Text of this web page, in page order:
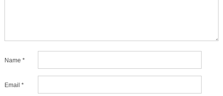
Name *
Email *